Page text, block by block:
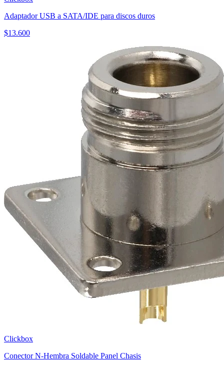
Adaptador USB a SATA/IDE para discos duros
$13.600
Clickbox
Conector N-Hembra Soldable Panel Chasis